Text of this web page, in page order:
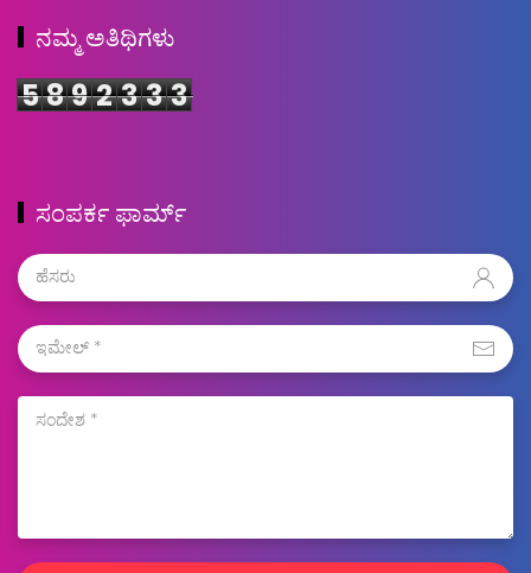
ನಮ್ಮ ಅತಿಥಿಗಳು
589 2 3 3 3
ಸಂಪರ್ಕ ಫಾರ್ಮ್